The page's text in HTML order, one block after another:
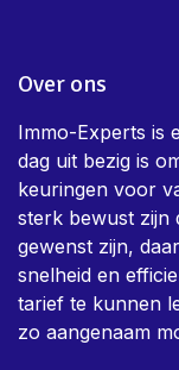
Over ons
Immo-Experts is
dag uit bezig is
keuringen voor
sterk bewust zijn
gewenst zijn,
snelheid en
tarief te kunnen
zo aangenaam